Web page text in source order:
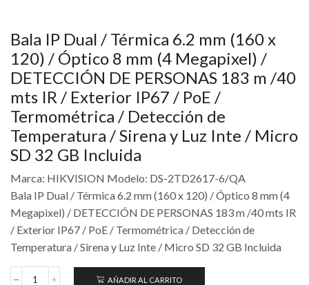
Bala IP Dual / Térmica 6.2 mm (160 x
120) / Óptico 8 mm (4 Megapixel) /
DETECCIÓN DE PERSONAS 183 m /40
mts IR / Exterior IP67 / PoE /
Termométrica / Detección de
Temperatura / Sirena y Luz Inte / Micro
SD 32 GB Incluida
Marca: HIKVISION Modelo: DS-2TD2617-6/QA
Bala IP Dual / Térmica 6.2 mm (160 x 120) / Óptico 8 mm (4
Megapixel) / DETECCIÓN DE PERSONAS 183 m /40 mts IR
/ Exterior IP67 / PoE / Termométrica / Detección de
Temperatura / Sirena y Luz Inte / Micro SD 32 GB Incluida
AÑADIR AL CARRITO